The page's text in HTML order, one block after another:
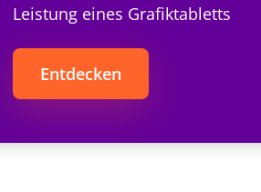
Leistung eines Grafiktabletts
Entdecken